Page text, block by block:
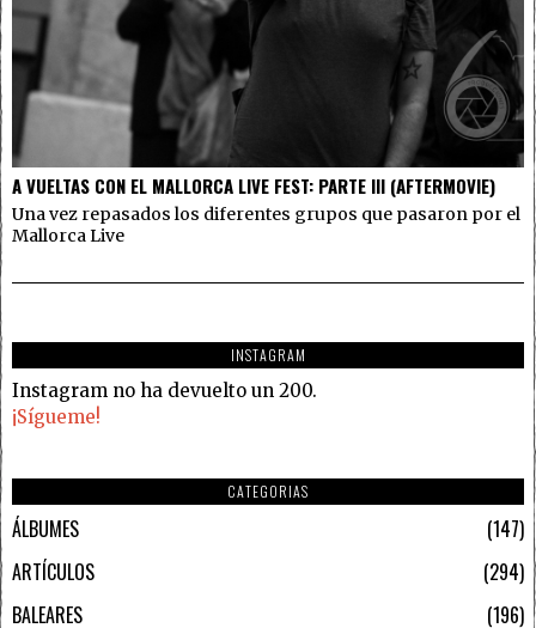
A VUELTAS CON EL MALLORCA LIVE FEST: PARTE III (AFTERMOVIE)
Una vez repasados los diferentes grupos que pasaron por el
Mallorca Live
INSTAGRAM
Instagram no ha devuelto un 200.
¡Sígueme!
CATEGORIAS
ÁLBUMES
147
ARTÍCULOS
294
BALEARES
196